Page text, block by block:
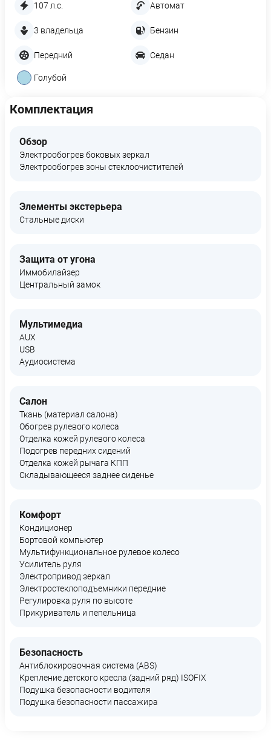
107 л.с. Автомат
3 владельца Бензин
Передний Седан
Голубой
Комплектация
Обзор
Электрообогрев боковых зеркал
Электрообогрев зоны стеклоочистителей
Элементы экстерьера
Стальные диски
Защита от угона
Иммобилайзер
Центральный замок
Мультимедиа
AUX
USB
Аудиосистема
Салон
Ткань (материал салона)
Обогрев рулевого колеса
Отделка кожей рулевого колеса
Подогрев передних сидений
Отделка кожей рычага КПП
Складывающееся заднее сиденье
Комфорт
Кондиционер
Бортовой компьютер
Мультифункциональное рулевое колесо
Усилитель руля
Электропривод зеркал
Электростеклоподъемники передние
Регулировка руля по высоте
Прикуриватель и пепельница
Безопасность
Антиблокировочная система (ABS)
Крепление детского кресла (задний ряд) ISOFIX
Подушка безопасности водителя
Подушка безопасности пассажира